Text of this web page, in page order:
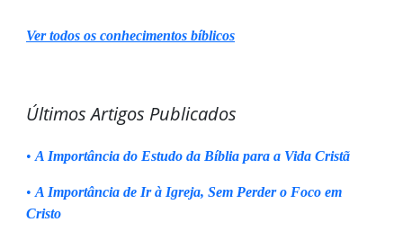
Ver todos os conhecimentos bíblicos
Últimos Artigos Publicados
• A Importância do Estudo da Bíblia para a Vida Cristã
• A Importância de Ir à Igreja, Sem Perder o Foco em
Cristo